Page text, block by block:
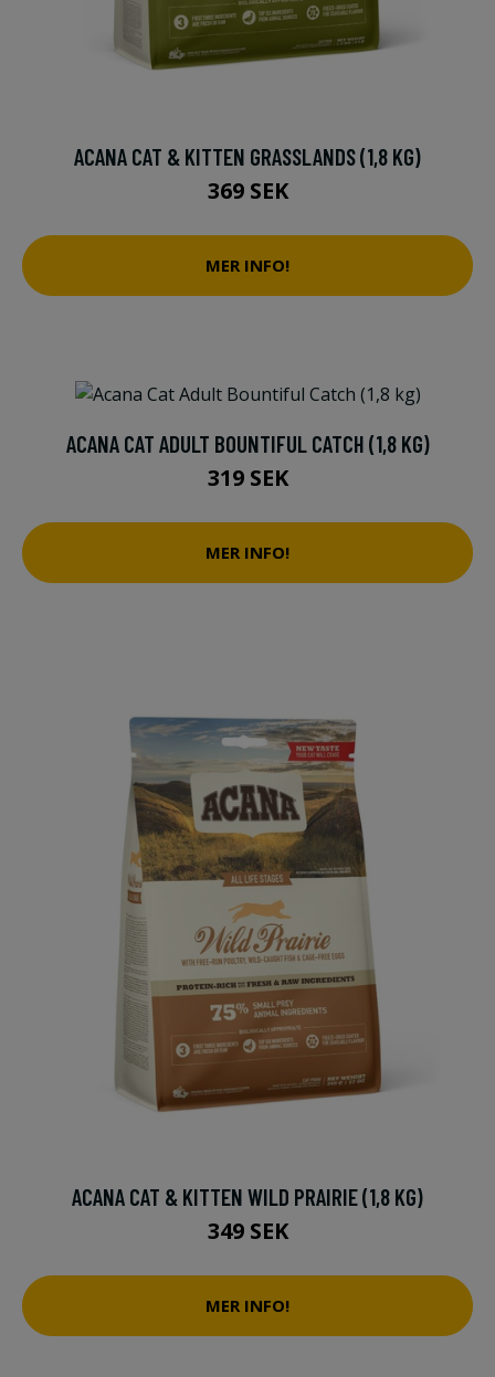
ACANA CAT & KITTEN GRASSLANDS (1,8 KG)
369 SEK
MER INFO!
ACANA CAT ADULT BOUNTIFUL CATCH (1,8 KG)
319 SEK
MER INFO!
ACANA CAT & KITTEN WILD PRAIRIE (1,8 KG)
349 SEK
MER INFO!